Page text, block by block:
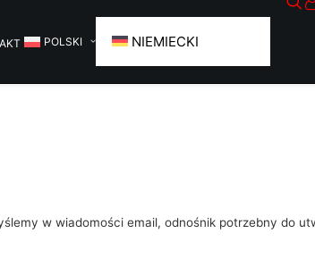
POLSKI NIEMIECKI
w wiadomości email, odnośnik potrzebny do